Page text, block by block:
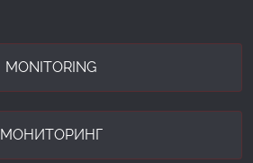
MONITORING
МОНИТОРИНГ